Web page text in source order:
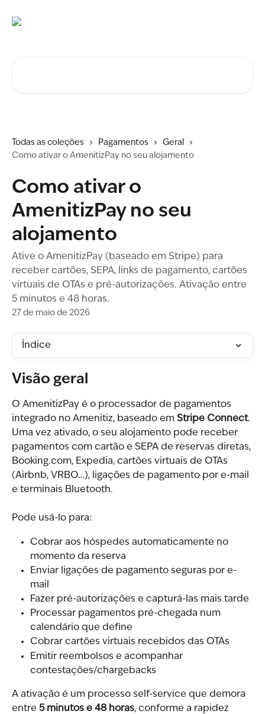
Todas as coleções Pagamentos
Geral
Como ativar o AmenitizPay no seu alojamento
Como ativar o
AmenitizPay no seu
alojamento
Ative o AmenitizPay (baseado em Stripe) para
receber cartões, SEPA, links de pagamento, cartões
virtuais de OTAs e pré-autorizações. Ativação entre
5 minutos e 48 horas.
27 de maio de 2026
Índice
Visão geral
O AmenitizPay é o processador de pagamentos
integrado no Amenitiz, baseado em Stripe Connect.
Uma vez ativado, o seu alojamento pode receber
pagamentos com cartão e SEPA de reservas diretas,
Booking.com, Expedia, cartões virtuais de OTAs
(Airbnb, VRBO…), ligações de pagamento por e-mail
e terminais Bluetooth.
Pode usá-lo para:
Cobrar aos hóspedes automaticamente no
momento da reserva
Enviar ligações de pagamento seguras por e-
mail
Fazer pré-autorizações e capturá-las mais tarde
Processar pagamentos pré-chegada num
calendário que define
Cobrar cartões virtuais recebidos das OTAs
Emitir reembolsos e acompanhar
contestações/chargebacks
A ativação é um processo self-service que demora
entre 5 minutos e 48 horas, conforme a rapidez